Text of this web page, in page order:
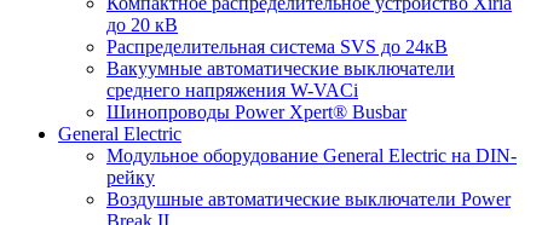
до 20 кВ
Распределительная система SVS до 24кВ
Вакуумные автоматические выключатели
среднего напряжения W-VACi
Шинопроводы Power Xpert® Busbar
General Electric
Модульное оборудование General Electric на DIN-
рейку
Воздушные автоматические выключатели Power
Break II